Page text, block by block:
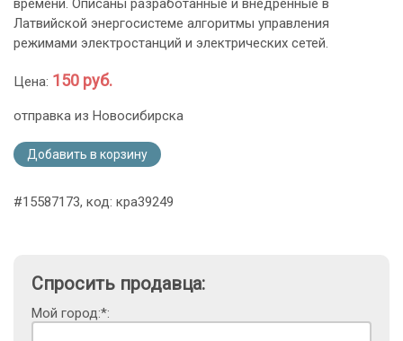
времени. Описаны разработанные и внедренные в
Латвийской энергосистеме алгоритмы управления
режимами электростанций и электрических сетей.
Цена: 150 руб.
отправка из Новосибирска
Добавить в корзину
#15587173, код: кра39249
Спросить продавца:
Мой город:*: